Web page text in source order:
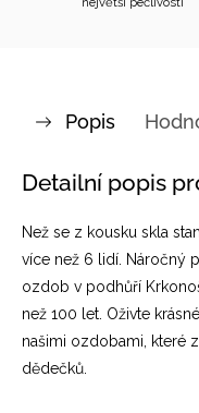
Popis
Detailní popis
Než se z kousku skla
více než 6 lidí. Náročný
ozdob v podhůří
než 100 let. Oživte
našimi ozdobami, které
dědečků.